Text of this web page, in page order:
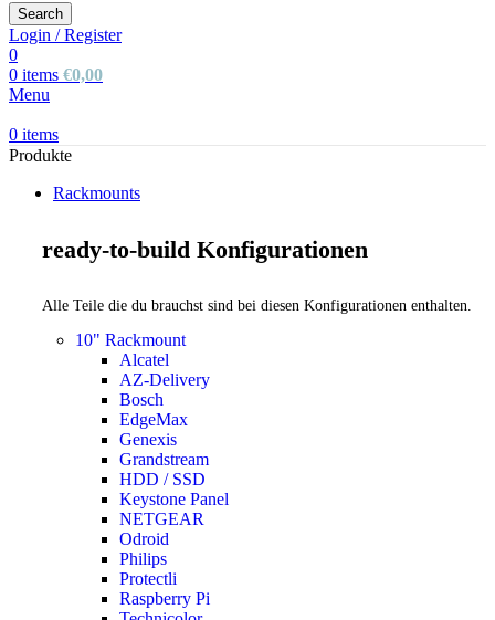
Search
Login / Register
0
0 items €0,00
Menu
0 items
Produkte
Rackmounts
ready-to-build Konfigurationen
Alle Teile die du brauchst sind bei diesen Konfigurationen enthalten.
10" Rackmount
Alcatel
AZ-Delivery
Bosch
EdgeMax
Genexis
Grandstream
HDD / SSD
Keystone Panel
NETGEAR
Odroid
Philips
Protectli
Raspberry Pi